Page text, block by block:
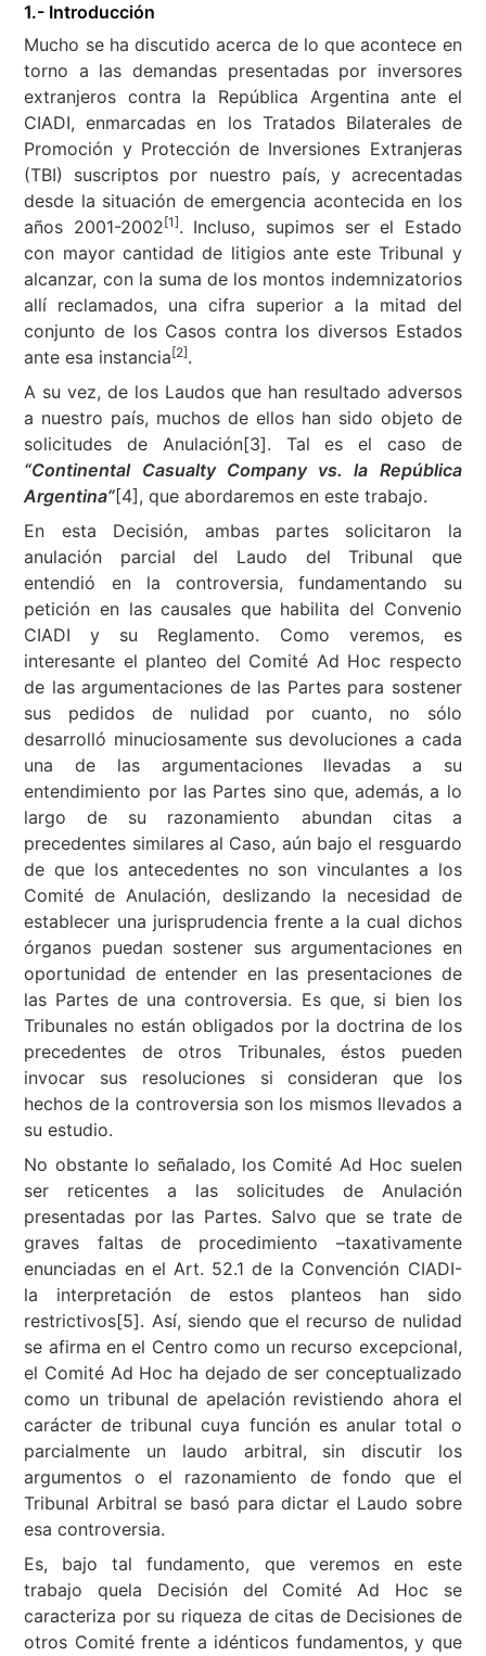
1.- Introducción
Mucho se ha discutido acerca de lo que acontece en
torno a las demandas presentadas por inversores
extranjeros contra la República Argentina ante el
CIADI, enmarcadas en los Tratados Bilaterales de
Promoción y Protección de Inversiones Extranjeras
(TBI) suscriptos por nuestro país, y acrecentadas
desde la situación de emergencia acontecida en los
años 2001-2002[1]. Incluso, supimos ser el Estado
con mayor cantidad de litigios ante este Tribunal y
alcanzar, con la suma de los montos indemnizatorios
allí reclamados, una cifra superior a la mitad del
conjunto de los Casos contra los diversos Estados
ante esa instancia[2].
A su vez, de los Laudos que han resultado adversos
a nuestro país, muchos de ellos han sido objeto de
solicitudes de Anulación[3]. Tal es el caso de
“Continental Casualty Company vs. la República
Argentina”[4], que abordaremos en este trabajo.
En esta Decisión, ambas partes solicitaron la
anulación parcial del Laudo del Tribunal que
entendió en la controversia, fundamentando su
petición en las causales que habilita del Convenio
CIADI y su Reglamento. Como veremos, es
interesante el planteo del Comité Ad Hoc respecto
de las argumentaciones de las Partes para sostener
sus pedidos de nulidad por cuanto, no sólo
desarrolló minuciosamente sus devoluciones a cada
una de las argumentaciones llevadas a su
entendimiento por las Partes sino que, además, a lo
largo de su razonamiento abundan citas a
precedentes similares al Caso, aún bajo el resguardo
de que los antecedentes no son vinculantes a los
Comité de Anulación, deslizando la necesidad de
establecer una jurisprudencia frente a la cual dichos
órganos puedan sostener sus argumentaciones en
oportunidad de entender en las presentaciones de
las Partes de una controversia. Es que, si bien los
Tribunales no están obligados por la doctrina de los
precedentes de otros Tribunales, éstos pueden
invocar sus resoluciones si consideran que los
hechos de la controversia son los mismos llevados a
su estudio.
No obstante lo señalado, los Comité Ad Hoc suelen
ser reticentes a las solicitudes de Anulación
presentadas por las Partes. Salvo que se trate de
graves faltas de procedimiento –taxativamente
enunciadas en el Art. 52.1 de la Convención CIADI-
la interpretación de estos planteos han sido
restrictivos[5]. Así, siendo que el recurso de nulidad
se afirma en el Centro como un recurso excepcional,
el Comité Ad Hoc ha dejado de ser conceptualizado
como un tribunal de apelación revistiendo ahora el
carácter de tribunal cuya función es anular total o
parcialmente un laudo arbitral, sin discutir los
argumentos o el razonamiento de fondo que el
Tribunal Arbitral se basó para dictar el Laudo sobre
esa controversia.
Es, bajo tal fundamento, que veremos en este
trabajo quela Decisión del Comité Ad Hoc se
caracteriza por su riqueza de citas de Decisiones de
otros Comité frente a idénticos fundamentos, y que